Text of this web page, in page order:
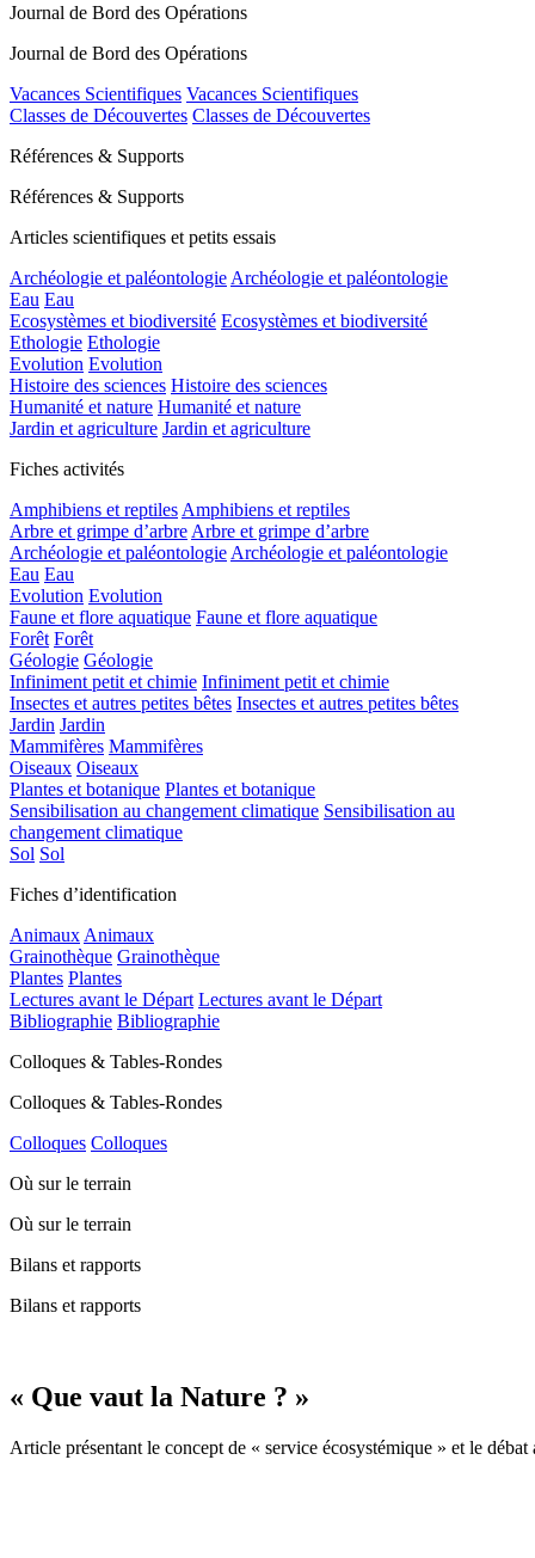
Journal de Bord des Opérations
Journal de Bord des Opérations
Vacances Scientifiques Vacances Scientifiques
Classes de Découvertes Classes de Découvertes
Références & Supports
Références & Supports
Articles scientifiques et petits essais
Archéologie et paléontologie Archéologie et paléontologie
Eau Eau
Ecosystèmes et biodiversité Ecosystèmes et biodiversité
Ethologie Ethologie
Evolution Evolution
Histoire des sciences Histoire des sciences
Humanité et nature Humanité et nature
Jardin et agriculture Jardin et agriculture
Fiches activités
Amphibiens et reptiles Amphibiens et reptiles
Arbre et grimpe d’arbre Arbre et grimpe d’arbre
Archéologie et paléontologie Archéologie et paléontologie
Eau Eau
Evolution Evolution
Faune et flore aquatique Faune et flore aquatique
Forêt Forêt
Géologie Géologie
Infiniment petit et chimie Infiniment petit et chimie
Insectes et autres petites bêtes Insectes et autres petites bêtes
Jardin Jardin
Mammifères Mammifères
Oiseaux Oiseaux
Plantes et botanique Plantes et botanique
Sensibilisation au changement climatique Sensibilisation au
changement climatique
Sol Sol
Fiches d’identification
Animaux Animaux
Grainothèque Grainothèque
Plantes Plantes
Lectures avant le Départ Lectures avant le Départ
Bibliographie Bibliographie
Colloques & Tables-Rondes
Colloques & Tables-Rondes
Colloques Colloques
Où sur le terrain
Où sur le terrain
Bilans et rapports
Bilans et rapports
« Que vaut la Nature ? »
Article présentant le concept de « service écosystémique » et le